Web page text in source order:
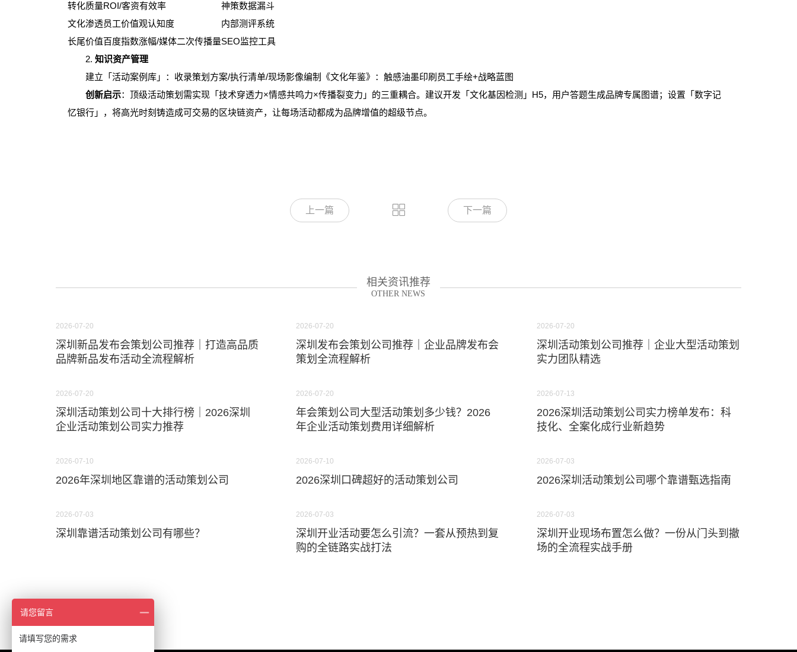
转化质量ROI/客资有效率
神策数据漏斗
文化渗透员工价值观认知度
内部测评系统
长尾价值百度指数涨幅/媒体二次传播量SEO监控工具
2.知识资产管理
建立「活动案例库」：收录策划方案/执行清单/现场影像编制《文化年鉴》：触感油墨印刷员工手绘+战略蓝图
创新启示：顶级活动策划需实现「技术穿透力×情感共鸣力×传播裂变力」的三重耦合。建议开发「文化基因检测」H5，用户答题生成品牌专属图谱；设置「数字记
忆银行」，将高光时刻铸造成可交易的区块链资产，让每场活动都成为品牌增值的超级节点。
上一篇 下一篇
相关资讯推荐
OTHER NEWS
2026-07-20
深圳新品发布会策划公司推荐｜打造高品质
品牌新品发布活动全流程解析
2026-07-20
深圳发布会策划公司推荐｜企业品牌发布会
策划全流程解析
2026-07-20
深圳活动策划公司推荐｜企业大型活动策划
实力团队精选
2026-07-20
深圳活动策划公司十大排行榜｜2026深圳
企业活动策划公司实力推荐
2026-07-20
年会策划公司大型活动策划多少钱？2026
年企业活动策划费用详细解析
2026-07-13
2026深圳活动策划公司实力榜单发布：科
技化、全案化成行业新趋势
2026-07-10
2026年深圳地区靠谱的活动策划公司
2026-07-10
2026深圳口碑超好的活动策划公司
2026-07-03
2026深圳活动策划公司哪个靠谱甄选指南
2026-07-03
深圳靠谱活动策划公司有哪些？
2026-07-03
深圳开业活动要怎么引流？一套从预热到复
购的全链路实战打法
2026-07-03
深圳开业现场布置怎么做？一份从门头到撤
场的全流程实战手册
请您留言
请填写您的需求